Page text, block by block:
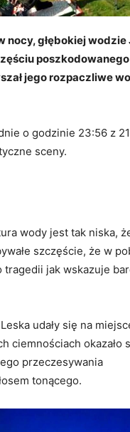
nocy, głębokiej wodzie
poszkodowanego
jego rozpaczliwe
o godzinie 23:56 z
sceny.
wody jest tak niska,
szczęście, że w
tragedii jak wskazuje
udały się na
ciemnościach okazało
przeczesywania
tonącego.